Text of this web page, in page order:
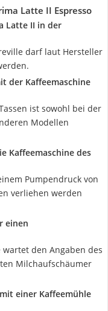
Latte II Espresso
Latte II in der
darf laut Hersteller
der Kaffeemaschine
ist sowohl bei der
Modellen
Kaffeemaschine des
Pumpendruck von
verliehen werden
einen
den Angaben des
Milchaufschäumer
einer Kaffeemühle